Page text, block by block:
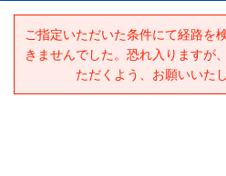
ご指定いただいた条件にて経路を
きませんでした。恐れ入りますが
ただくよう、お願いいたし